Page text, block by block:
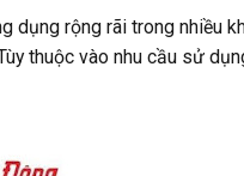
rộng rãi trong nhiều
thuộc vào nhu cầu sử